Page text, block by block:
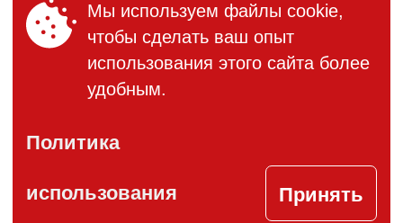
КОНТАКТЫ
+373 (22) 895-600
Chisinau, str. Columna, 162
Мы используем файлы cookie,
чтобы сделать ваш опыт
использования этого сайта более
удобным.
Политика
использования Принять